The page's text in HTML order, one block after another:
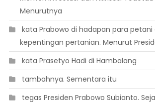
Menurutnya
 kata Prabowo di hadapan para
kepentingan pertanian. Menurut
 kata Prasetyo Hadi di Hambalang
 tambahnya. Sementara itu
 tegas Presiden Prabowo Subianto.